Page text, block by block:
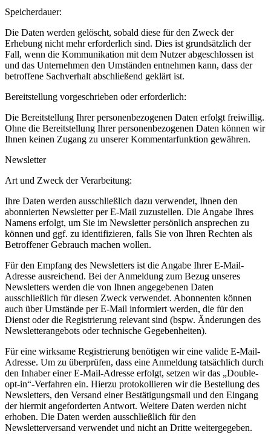
Speicherdauer:
Die Daten werden gelöscht, sobald diese für den Zweck der
Erhebung nicht mehr erforderlich sind. Dies ist grundsätzlich der
Fall, wenn die Kommunikation mit dem Nutzer abgeschlossen ist
und das Unternehmen den Umständen entnehmen kann, dass der
betroffene Sachverhalt abschließend geklärt ist.
Bereitstellung vorgeschrieben oder erforderlich:
Die Bereitstellung Ihrer personenbezogenen Daten erfolgt freiwillig.
Ohne die Bereitstellung Ihrer personenbezogenen Daten können wir
Ihnen keinen Zugang zu unserer Kommentarfunktion gewähren.
Newsletter
Art und Zweck der Verarbeitung:
Ihre Daten werden ausschließlich dazu verwendet, Ihnen den
abonnierten Newsletter per E-Mail zuzustellen. Die Angabe Ihres
Namens erfolgt, um Sie im Newsletter persönlich ansprechen zu
können und ggf. zu identifizieren, falls Sie von Ihren Rechten als
Betroffener Gebrauch machen wollen.
Für den Empfang des Newsletters ist die Angabe Ihrer E-Mail-
Adresse ausreichend. Bei der Anmeldung zum Bezug unseres
Newsletters werden die von Ihnen angegebenen Daten
ausschließlich für diesen Zweck verwendet. Abonnenten können
auch über Umstände per E-Mail informiert werden, die für den
Dienst oder die Registrierung relevant sind (bspw. Änderungen des
Newsletterangebots oder technische Gegebenheiten).
Für eine wirksame Registrierung benötigen wir eine valide E-Mail-
Adresse. Um zu überprüfen, dass eine Anmeldung tatsächlich durch
den Inhaber einer E-Mail-Adresse erfolgt, setzen wir das „Double-
opt-in“-Verfahren ein. Hierzu protokollieren wir die Bestellung des
Newsletters, den Versand einer Bestätigungsmail und den Eingang
der hiermit angeforderten Antwort. Weitere Daten werden nicht
erhoben. Die Daten werden ausschließlich für den
Newsletterversand verwendet und nicht an Dritte weitergegeben.